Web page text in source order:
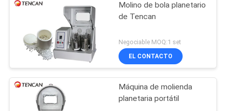
Molino de bola planetario
de Tencan
Negociable MOQ:1 set
EL CONTACTO
Máquina de molienda
planetaria portátil